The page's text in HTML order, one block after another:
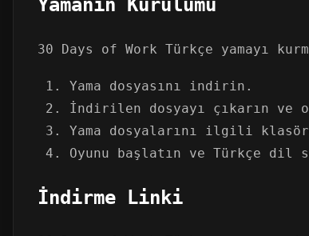
Yamanın Kurulumu
30 Days of Work Türkçe yamayı
Yama dosyasını indirin.
İndirilen dosyayı çıkarın ve
Yama dosyalarını ilgili
Oyunu başlatın ve Türkçe
İndirme Linki